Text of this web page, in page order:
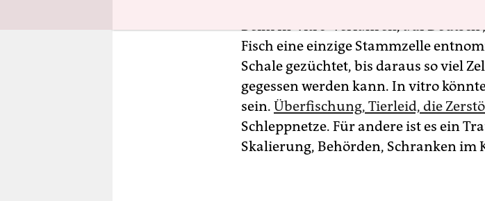
Beim In-vitro-Verfahren, auf Deutsch
Fisch eine einzige Stammzelle
Schale gezüchtet, bis daraus so viel
gegessen werden kann. In vitro
sein. Überfischung, Tierleid, die
Schleppnetze. Für andere ist es ein
Skalierung, Behörden, Schranken im